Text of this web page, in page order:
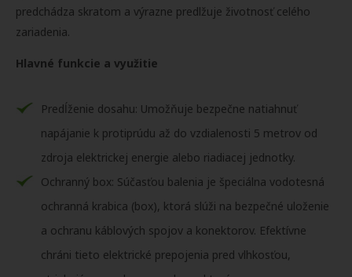
predchádza skratom a výrazne predlžuje životnosť celého
zariadenia.
Hlavné funkcie a využitie
Predĺženie dosahu: Umožňuje bezpečne natiahnuť
napájanie k protiprúdu až do vzdialenosti 5 metrov od
zdroja elektrickej energie alebo riadiacej jednotky.
Ochranný box: Súčasťou balenia je špeciálna vodotesná
ochranná krabica (box), ktorá slúži na bezpečné uloženie
a ochranu káblových spojov a konektorov. Efektívne
chráni tieto elektrické prepojenia pred vlhkosťou,